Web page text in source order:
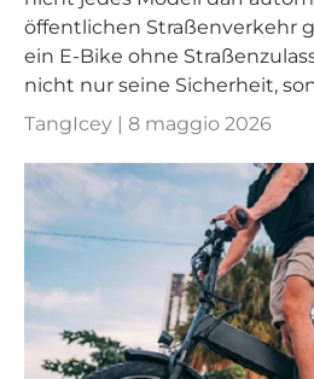
öffentlichen Straßenverkehr
ein E-Bike ohne
nicht nur seine Sicherheit,
TangIcey | 8 maggio 2026